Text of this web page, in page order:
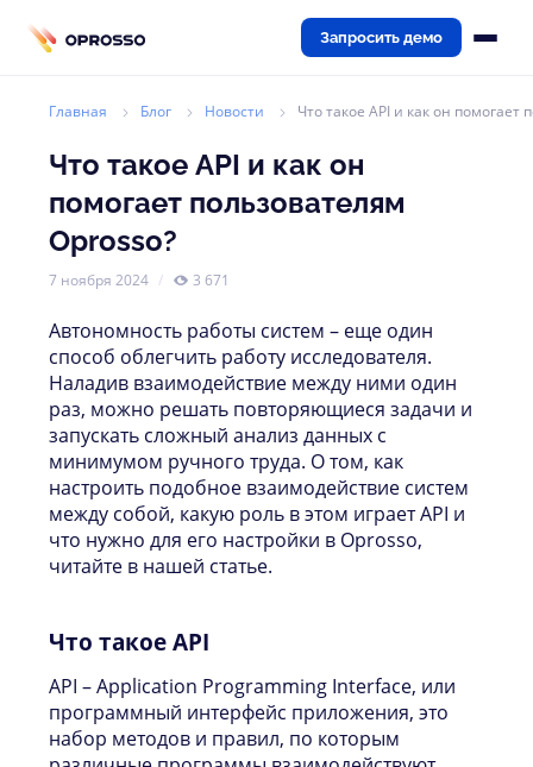
Запросить демо
Главная Блог Новости Что такое API и как он помогает
Что такое API и как он
помогает пользователям
Oprosso?
7 ноября 2024 3 671
Автономность работы систем – еще один
способ облегчить работу исследователя.
Наладив взаимодействие между ними один
раз, можно решать повторяющиеся задачи и
запускать сложный анализ данных с
минимумом ручного труда. О том, как
настроить подобное взаимодействие систем
между собой, какую роль в этом играет API и
что нужно для его настройки в Oprosso,
читайте в нашей статье.
Что такое API
API – Application Programming Interface, или
программный интерфейс приложения, это
набор методов и правил, по которым